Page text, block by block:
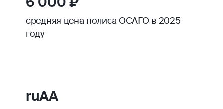
средняя цена полиса ОСАГО в 2025
году
ruAA